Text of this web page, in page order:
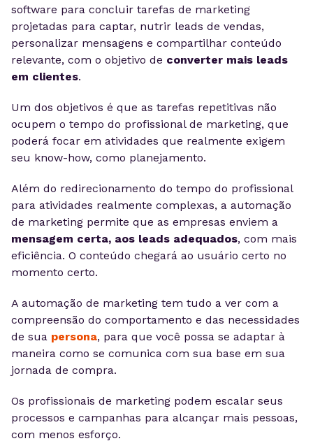
software para concluir tarefas de marketing
projetadas para captar, nutrir leads de vendas,
personalizar mensagens e compartilhar conteúdo
relevante, com o objetivo de converter mais leads
em clientes.
Um dos objetivos é que as tarefas repetitivas não
ocupem o tempo do profissional de marketing, que
poderá focar em atividades que realmente exigem
seu know-how, como planejamento.
Além do redirecionamento do tempo do profissional
para atividades realmente complexas, a automação
de marketing permite que as empresas enviem a
mensagem certa, aos leads adequados, com mais
eficiência. O conteúdo chegará ao usuário certo no
momento certo.
A automação de marketing tem tudo a ver com a
compreensão do comportamento e das necessidades
de sua persona, para que você possa se adaptar à
maneira como se comunica com sua base em sua
jornada de compra.
Os profissionais de marketing podem escalar seus
processos e campanhas para alcançar mais pessoas,
com menos esforço.